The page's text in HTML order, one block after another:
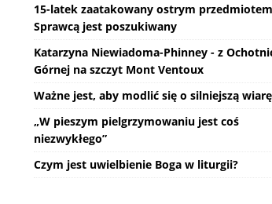
15-latek zaatakowany ostrym
Sprawcą jest poszukiwany
Katarzyna Niewiadoma-Phinney - z
Górnej na szczyt Mont Ventoux
Ważne jest, aby modlić się o silniejszą wiarę
„W pieszym pielgrzymowaniu jest coś
niezwykłego”
Czym jest uwielbienie Boga w liturgii?